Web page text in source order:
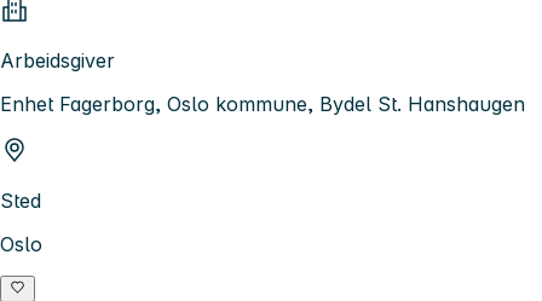
Arbeidsgiver
Enhet Fagerborg, Oslo kommune, Bydel St. Hanshaugen
Sted
Oslo